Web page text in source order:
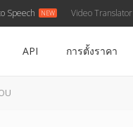
Speech Video Translator
API การตั้งราคา